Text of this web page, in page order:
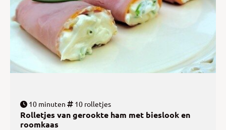
10 minuten 10 rolletjes
Rolletjes van gerookte ham met bieslook en
roomkaas